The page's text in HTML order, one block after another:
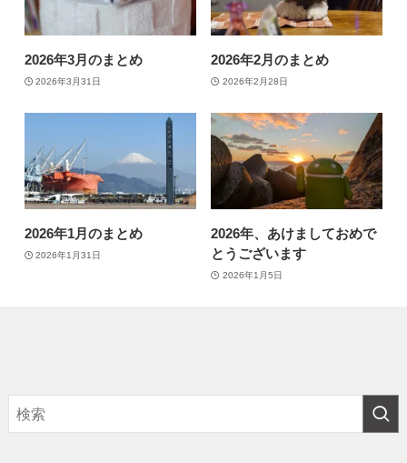
2026年3月のまとめ
2026年3月31日
2026年2月のまとめ
2026年2月28日
2026年1月のまとめ
2026年1月31日
2026年、あけましておめで
とうございます
2026年1月5日